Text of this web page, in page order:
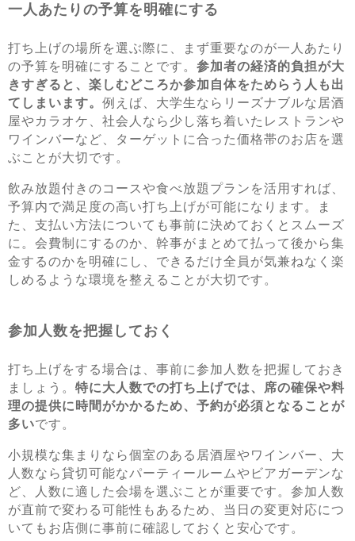
一人あたりの予算を明確にする
打ち上げの場所を選ぶ際に、まず重要なのが一人あたり
の予算を明確にすることです。 参加者の経済的負担が大
きすぎると、楽しむどころか参加自体をためらう人も出
てしまいます。 例えば、大学生ならリーズナブルな居酒
屋やカラオケ、社会人なら少し落ち着いたレストランや
ワインバーなど、ターゲットに合った価格帯のお店を選
ぶことが大切です。
飲み放題付きのコースや食べ放題プランを活用すれば、
予算内で満足度の高い打ち上げが可能になります。ま
た、支払い方法についても事前に決めておくとスムーズ
に。会費制にするのか、幹事がまとめて払って後から集
金するのかを明確にし、できるだけ全員が気兼ねなく楽
しめるような環境を整えることが大切です。
参加人数を把握しておく
打ち上げをする場合は、事前に参加人数を把握しておき
ましょう。 特に大人数での打ち上げでは、席の確保や料
理の提供に時間がかかるため、予約が必須となることが
多いです。
小規模な集まりなら個室のある居酒屋やワインバー、大
人数なら貸切可能なパーティールームやビアガーデンな
ど、人数に適した会場を選ぶことが重要です。参加人数
が直前で変わる可能性もあるため、当日の変更対応につ
いてもお店側に事前に確認しておくと安心です。